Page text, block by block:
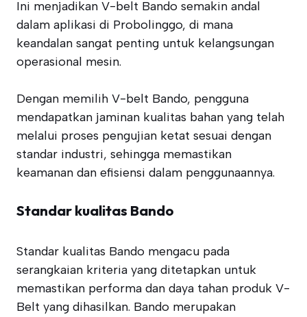
Ini menjadikan V-belt Bando semakin andal
dalam aplikasi di Probolinggo, di mana
keandalan sangat penting untuk kelangsungan
operasional mesin.
Dengan memilih V-belt Bando, pengguna
mendapatkan jaminan kualitas bahan yang telah
melalui proses pengujian ketat sesuai dengan
standar industri, sehingga memastikan
keamanan dan efisiensi dalam penggunaannya.
Standar kualitas Bando
Standar kualitas Bando mengacu pada
serangkaian kriteria yang ditetapkan untuk
memastikan performa dan daya tahan produk V-
Belt yang dihasilkan. Bando merupakan